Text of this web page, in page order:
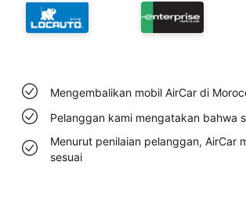
Mengembalikan mobil AirCar di
Pelanggan kami mengatakan bahwa
Menurut penilaian pelanggan, AirCar
sesuai